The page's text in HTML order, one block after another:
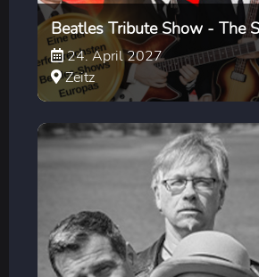
Beatles Tribute Show - The
24. April 2027
Zeitz